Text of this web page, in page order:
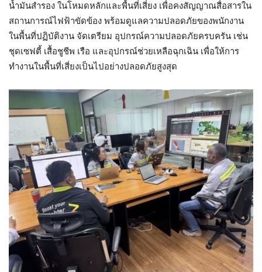
น้ำมันสำรอง ในโหมดหลักและพื้นที่เสี่ยง เพื่อคงสัญญาณสื่อสารใน
สถานการณ์ไฟฟ้าขัดข้อง พร้อมดูแลความปลอดภัยของพนักงาน
ในพื้นที่ปฏิบัติงาน จัดเตรียม อุปกรณ์ความปลอดภัยครบครัน เช่น
ชุดเซฟตี้ เสื้อชูชีพ เรือ และอุปกรณ์ช่วยเหลือฉุกเฉิน เพื่อให้การ
ทำงานในพื้นที่เสี่ยงเป็นไปอย่างปลอดภัยสูงสุด